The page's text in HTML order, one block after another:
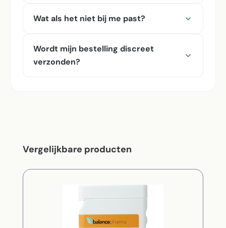
Wat als het niet bij me past?
Wordt mijn bestelling discreet
verzonden?
Productgalerij overslaan
Vergelijkbare producten